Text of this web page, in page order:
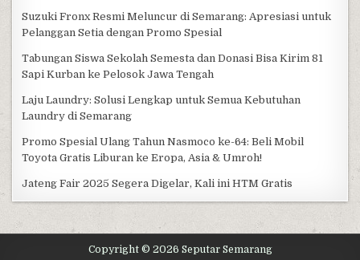
Suzuki Fronx Resmi Meluncur di Semarang: Apresiasi untuk
Pelanggan Setia dengan Promo Spesial
Tabungan Siswa Sekolah Semesta dan Donasi Bisa Kirim 81
Sapi Kurban ke Pelosok Jawa Tengah
Laju Laundry: Solusi Lengkap untuk Semua Kebutuhan
Laundry di Semarang
Promo Spesial Ulang Tahun Nasmoco ke-64: Beli Mobil
Toyota Gratis Liburan ke Eropa, Asia & Umroh!
Jateng Fair 2025 Segera Digelar, Kali ini HTM Gratis
Copyright © 2026 Seputar Semarang